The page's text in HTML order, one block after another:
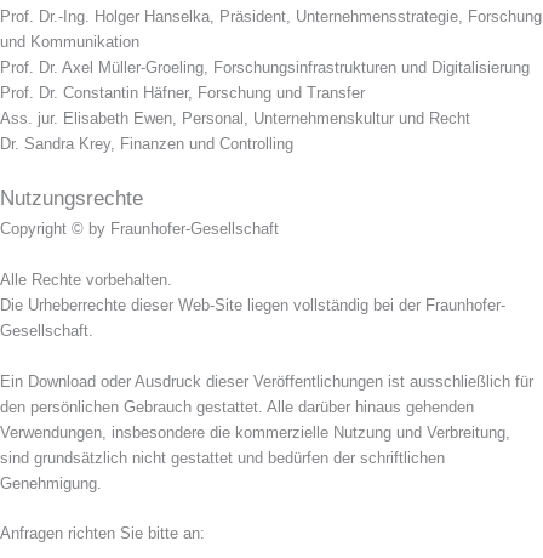
Prof. Dr.-Ing. Holger Hanselka, Präsident, Unternehmensstrategie, Forschung
und Kommunikation
Prof. Dr. Axel Müller-Groeling, Forschungsinfrastrukturen und Digitalisierung
Prof. Dr. Constantin Häfner, Forschung und Transfer
Ass. jur. Elisabeth Ewen, Personal, Unternehmenskultur und Recht
Dr. Sandra Krey, Finanzen und Controlling
Nutzungsrechte
Copyright © by Fraunhofer-Gesellschaft
Alle Rechte vorbehalten.
Die Urheberrechte dieser Web-Site liegen vollständig bei der Fraunhofer-
Gesellschaft.
Ein Download oder Ausdruck dieser Veröffentlichungen ist ausschließlich für
den persönlichen Gebrauch gestattet. Alle darüber hinaus gehenden
Verwendungen, insbesondere die kommerzielle Nutzung und Verbreitung,
sind grundsätzlich nicht gestattet und bedürfen der schriftlichen
Genehmigung.
Anfragen richten Sie bitte an: